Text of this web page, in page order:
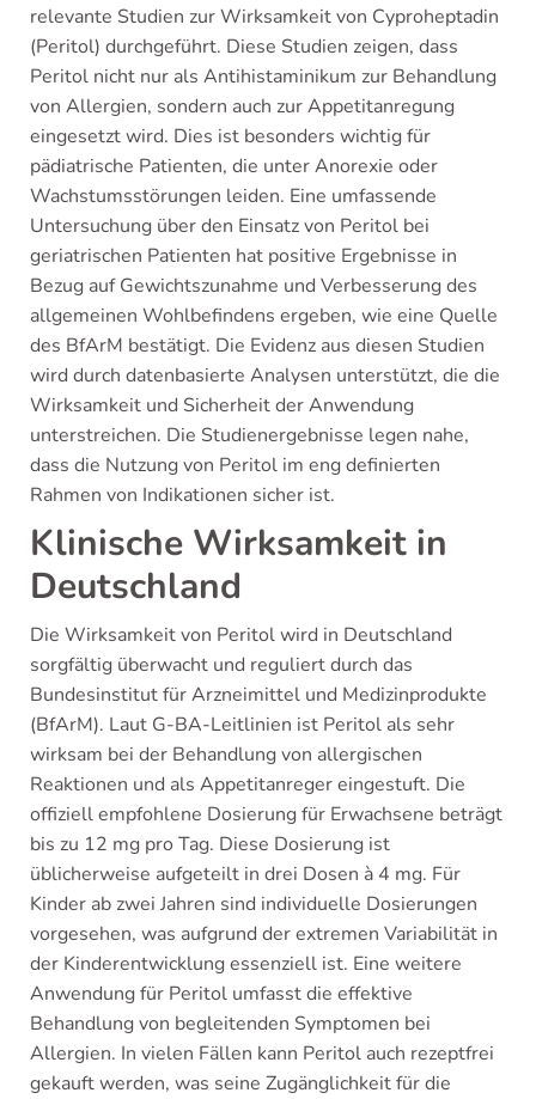
relevante Studien zur Wirksamkeit von Cyproheptadin
(Peritol) durchgeführt. Diese Studien zeigen, dass
Peritol nicht nur als Antihistaminikum zur Behandlung
von Allergien, sondern auch zur Appetitanregung
eingesetzt wird. Dies ist besonders wichtig für
pädiatrische Patienten, die unter Anorexie oder
Wachstumsstörungen leiden. Eine umfassende
Untersuchung über den Einsatz von Peritol bei
geriatrischen Patienten hat positive Ergebnisse in
Bezug auf Gewichtszunahme und Verbesserung des
allgemeinen Wohlbefindens ergeben, wie eine Quelle
des BfArM bestätigt. Die Evidenz aus diesen Studien
wird durch datenbasierte Analysen unterstützt, die die
Wirksamkeit und Sicherheit der Anwendung
unterstreichen. Die Studienergebnisse legen nahe,
dass die Nutzung von Peritol im eng definierten
Rahmen von Indikationen sicher ist.
Klinische Wirksamkeit in
Deutschland
Die Wirksamkeit von Peritol wird in Deutschland
sorgfältig überwacht und reguliert durch das
Bundesinstitut für Arzneimittel und Medizinprodukte
(BfArM). Laut G-BA-Leitlinien ist Peritol als sehr
wirksam bei der Behandlung von allergischen
Reaktionen und als Appetitanreger eingestuft. Die
offiziell empfohlene Dosierung für Erwachsene beträgt
bis zu 12 mg pro Tag. Diese Dosierung ist
üblicherweise aufgeteilt in drei Dosen à 4 mg. Für
Kinder ab zwei Jahren sind individuelle Dosierungen
vorgesehen, was aufgrund der extremen Variabilität in
der Kinderentwicklung essenziell ist. Eine weitere
Anwendung für Peritol umfasst die effektive
Behandlung von begleitenden Symptomen bei
Allergien. In vielen Fällen kann Peritol auch rezeptfrei
gekauft werden, was seine Zugänglichkeit für die